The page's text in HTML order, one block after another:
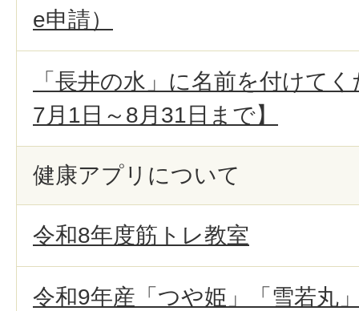
e申請）
「長井の水」に名前を付けて
7月1日～8月31日まで】
健康アプリについて
令和8年度筋トレ教室
令和9年産「つや姫」「雪若丸